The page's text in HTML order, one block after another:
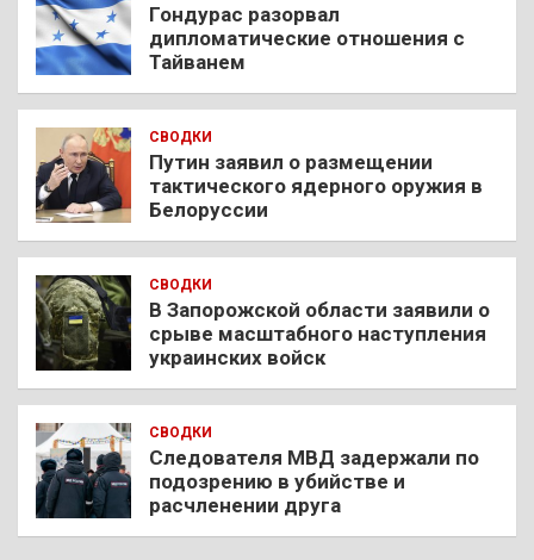
Гондурас разорвал
дипломатические отношения с
Тайванем
СВОДКИ
Путин заявил о размещении
тактического ядерного оружия в
Белоруссии
СВОДКИ
В Запорожской области заявили о
срыве масштабного наступления
украинских войск
СВОДКИ
Следователя МВД задержали по
подозрению в убийстве и
расчленении друга